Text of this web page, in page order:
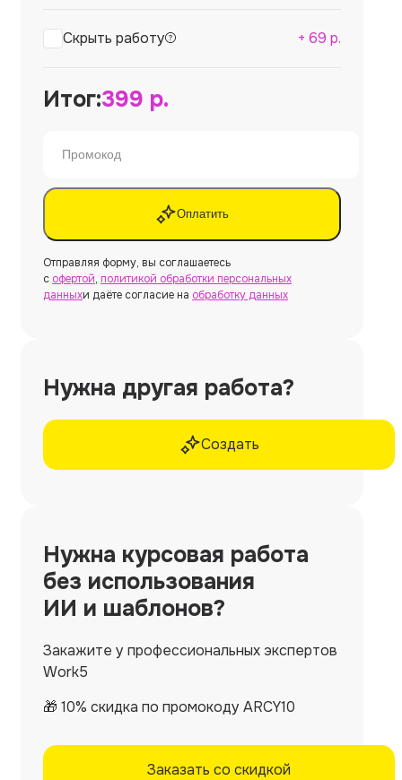
Скрыть работу + 69 р.
Итог:399 р.
Оплатить
Отправляя форму, вы соглашаетесь
с офертой, политикой обработки персональных
данныхи даёте согласие на обработку данных
Нужна другая работа?
Создать
Нужна курсовая работа
без использования
ИИ и шаблонов?
Закажите у профессиональных экспертов
Work5
🎁 10% скидка по промокоду ARCY10
Заказать со скидкой